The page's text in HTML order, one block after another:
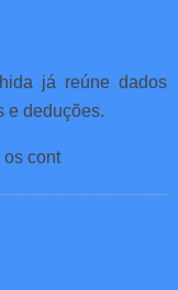
já reúne dados
e deduções.
cont